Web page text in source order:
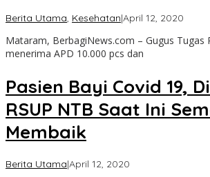
Berita Utama, Kesehatan|April 12, 2020
Mataram, BerbagiNews.com – Gugus Tugas
menerima APD 10.000 pcs dan
Pasien Bayi Covid 19,
RSUP NTB Saat Ini
Membaik
Berita Utama|April 12, 2020